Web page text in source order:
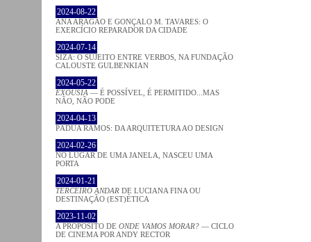
2024-08-22
ANA ARAGÃO E GONÇALO M. TAVARES: O
EXERCÍCIO REPARADOR DA CIDADE
2024-07-14
SIZA: O SUJEITO ENTRE VERBOS, NA FUNDAÇÃO
CALOUSTE GULBENKIAN
2024-05-22
EXOUSIA — É POSSÍVEL, É PERMITIDO...MAS
NÃO, NÃO PODE
2024-04-13
PÁDUA RAMOS: DA ARQUITETURA AO DESIGN
2024-02-26
NO LUGAR DE UMA JANELA, NASCEU UMA
PORTA
2024-01-21
TERCEIRO ANDAR DE LUCIANA FINA OU
DESTINAÇÃO (EST)ÉTICA
2023-11-02
A PROPÓSITO DE ONDE VAMOS MORAR? — CICLO
DE CINEMA POR ANDY RECTOR